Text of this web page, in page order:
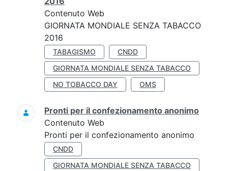
Contenuto Web
GIORNATA MONDIALE SENZA TABACCO
2016
TABAGISMO
CNDD
GIORNATA MONDIALE SENZA TABACCO
NO TOBACCO DAY
OMS
Pronti per il confezionamento anonimo
Contenuto Web
Pronti per il confezionamento anonimo
CNDD
GIORNATA MONDIALE SENZA TABACCO